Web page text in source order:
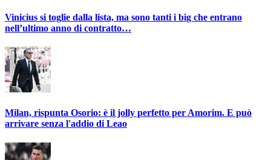
Vinicius si toglie dalla lista, ma sono tanti i big che entrano
nell’ultimo anno di contratto…
Milan, rispunta Osorio: è il jolly perfetto per Amorim. E può
arrivare senza l'addio di Leao